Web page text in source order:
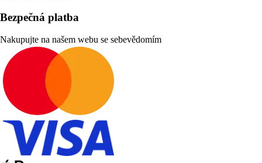
Bezpečná platba
Nakupujte na našem webu se sebevědomím